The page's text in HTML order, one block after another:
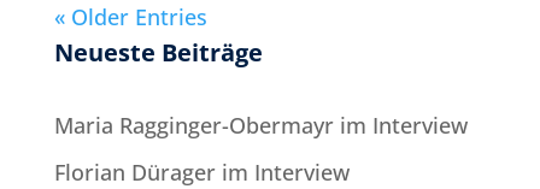
« Older Entries
Neueste Beiträge
Maria Ragginger-Obermayr im Interview
Florian Dürager im Interview